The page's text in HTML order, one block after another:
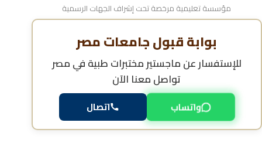
مؤسسة تعليمية مرخصة تحت إشراف الجهات الرسمية
بوابة قبول جامعات مصر
للإستفسار عنماجستير مختبرات طبية في مصر
تواصل معنا الآن
واتساب اتصال